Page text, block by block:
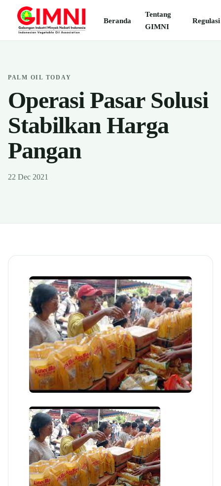
Beranda
Tentang
GIMNI
Regulasi
PALM OIL TODAY
Operasi Pasar Solusi
Stabilkan Harga
Pangan
22 Dec 2021